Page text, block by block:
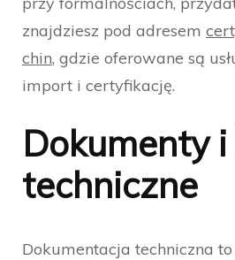
znajdziesz pod adresem
chin, gdzie oferowane są
import i certyfikację.
Dokumenty
techniczne
Dokumentacja techniczna